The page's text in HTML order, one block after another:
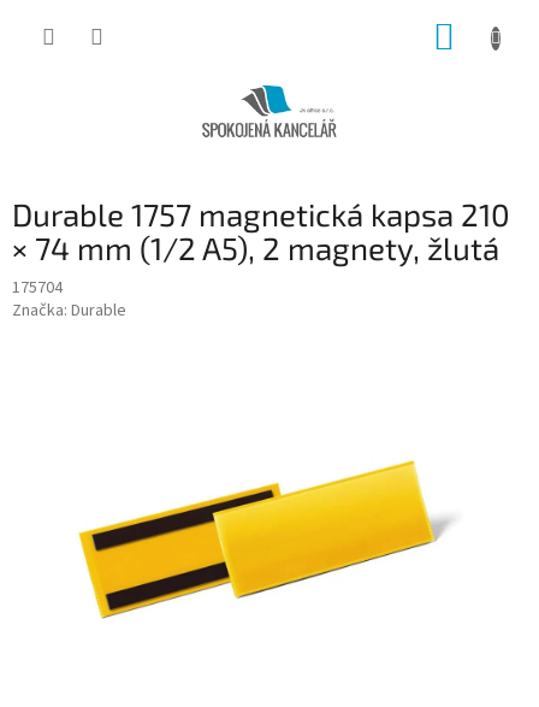
Durable 1757 magnetická kapsa 210
× 74 mm (1/2 A5), 2 magnety, žlutá
175704
Značka: Durable